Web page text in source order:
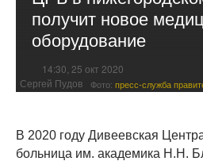
получит новое
оборудование
14:30, 25 окт 2020
Сергей Пудов Фото: пресс-служба
В 2020 году Дивеевская
больница им. академика Н.Н.